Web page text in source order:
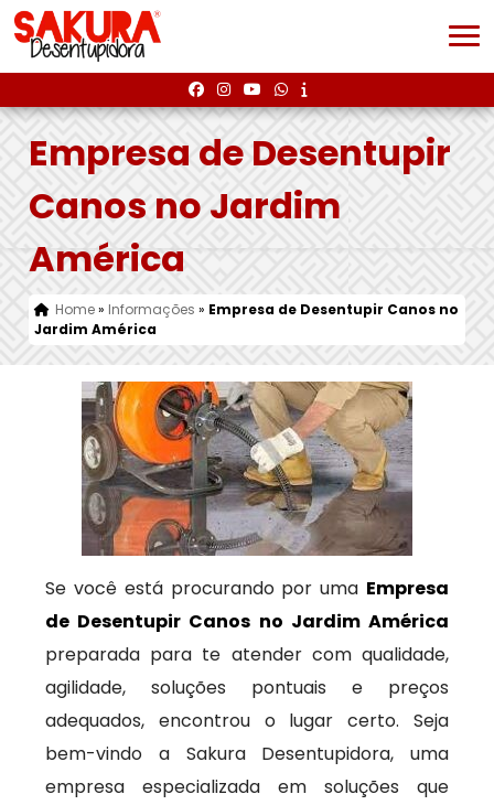
Empresa de Desentupir
Canos no Jardim
América
Home» Informações » Empresa de Desentupir Canos no
Jardim América
Se você está procurando por uma Empresa
de Desentupir Canos no Jardim América
preparada para te atender com qualidade,
agilidade, soluções pontuais e preços
adequados, encontrou o lugar certo. Seja
bem-vindo a Sakura Desentupidora, uma
empresa especializada em soluções que